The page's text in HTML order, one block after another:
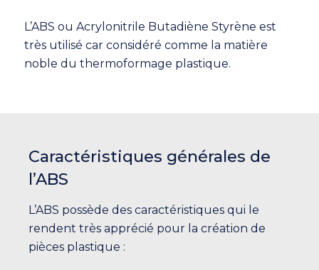
L’ABS ou Acrylonitrile Butadiène Styrène est
très utilisé car considéré comme la matière
noble du thermoformage plastique.
Caractéristiques générales de
l’ABS
L’ABS possède des caractéristiques qui le
rendent très apprécié pour la création de
pièces plastique :